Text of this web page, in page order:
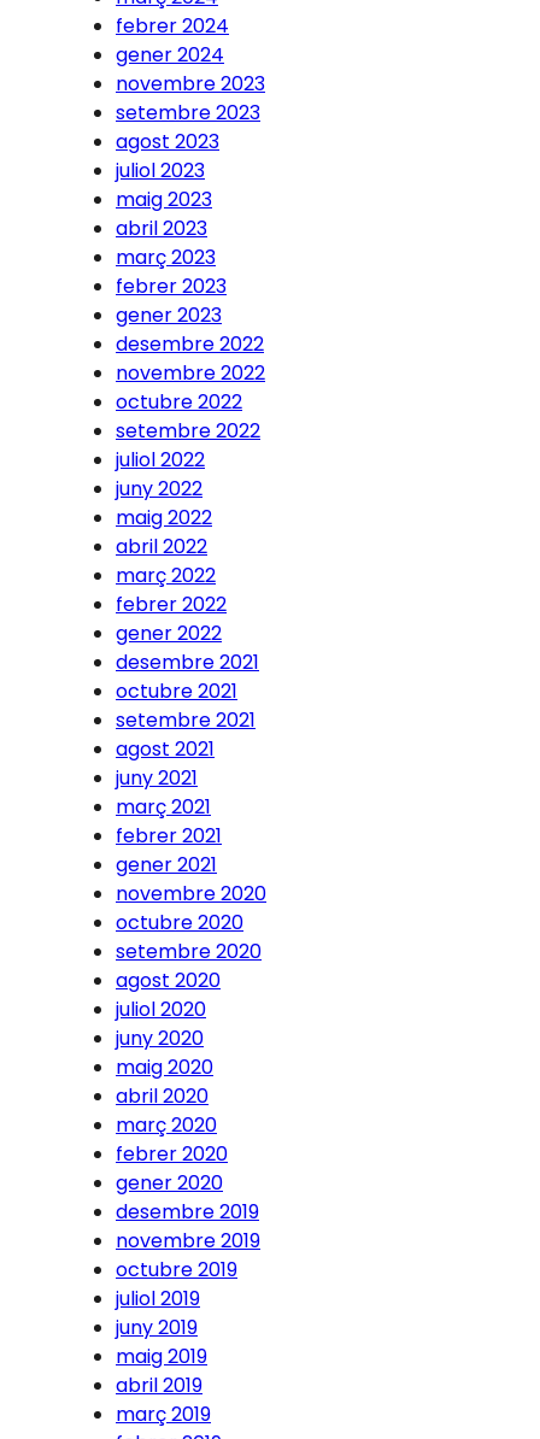
febrer 2024
gener 2024
novembre 2023
setembre 2023
agost 2023
juliol 2023
maig 2023
abril 2023
març 2023
febrer 2023
gener 2023
desembre 2022
novembre 2022
octubre 2022
setembre 2022
juliol 2022
juny 2022
maig 2022
abril 2022
març 2022
febrer 2022
gener 2022
desembre 2021
octubre 2021
setembre 2021
agost 2021
juny 2021
març 2021
febrer 2021
gener 2021
novembre 2020
octubre 2020
setembre 2020
agost 2020
juliol 2020
juny 2020
maig 2020
abril 2020
març 2020
febrer 2020
gener 2020
desembre 2019
novembre 2019
octubre 2019
juliol 2019
juny 2019
maig 2019
abril 2019
març 2019